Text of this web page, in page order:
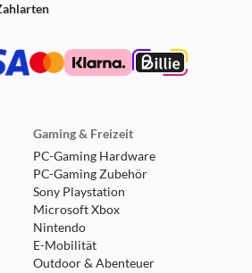
Gaming & Freizeit
PC-Gaming Hardware
PC-Gaming Zubehör
Sony Playstation
Microsoft Xbox
Nintendo
E-Mobilität
Outdoor & Abenteuer